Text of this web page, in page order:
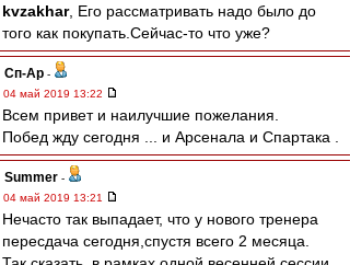
kvzakhar, Его рассматривать надо было до
того как покупать.Сейчас-то что уже?
Сп-Ар -
04 май 2019 13:22
Всем привет и наилучшие пожелания.
Побед жду сегодня ... и Арсенала и Спартака .
Summer -
04 май 2019 13:21
Нечасто так выпадает, что у нового тренера
пересдача сегодня,спустя всего 2 месяца.